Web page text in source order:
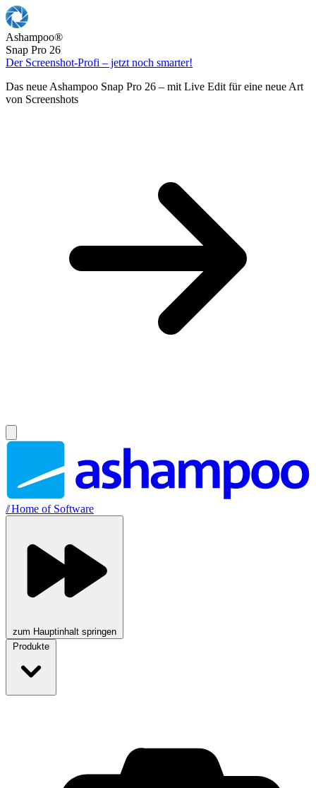
Ashampoo®
Snap Pro 26
Der Screenshot-Profi – jetzt noch smarter!
Das neue Ashampoo Snap Pro 26 – mit Live Edit für eine neue Art
von Screenshots
//Home of Software
zum Hauptinhalt springen
Produkte